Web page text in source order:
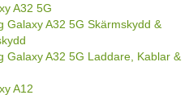
A32 5G
Galaxy A32 5G Skärmskydd &
Galaxy A32 5G Laddare, Kablar &
A12